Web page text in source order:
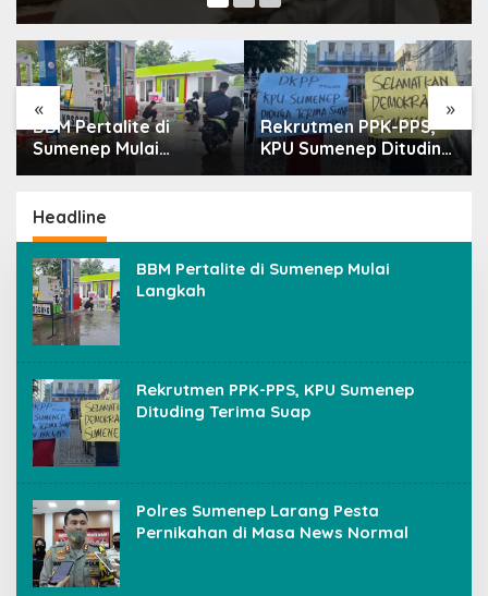
« »
Rekrutmen PPK-PPS,
KPU Sumenep Dituding
Terima Suap
Perkuat Silaturahmi,
Ketua DPR RI
Headline
BBM Pertalite di Sumenep Mulai
Langkah
Rekrutmen PPK-PPS, KPU Sumenep
Dituding Terima Suap
Polres Sumenep Larang Pesta
Pernikahan di Masa News Normal